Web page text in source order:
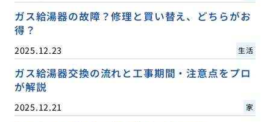
ガス給湯器の故障？修理と買い替え、どちらがお
得？
2025.12.23 生活
ガス給湯器交換の流れと工事期間・注意点をプロ
が解説
2025.12.21 家